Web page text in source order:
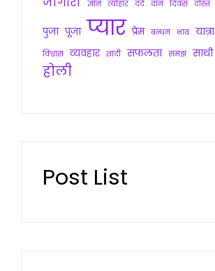
ज्ञान त्योहार दर्द दान दिवस दोस्त
पुजा पूजा प्यार प्रेम बन्धन भाव यात्रा
विश्वास व्यवहार शादी सफलता समझ साथी
होली
Post List